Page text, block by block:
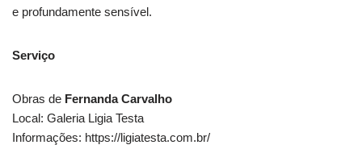
e profundamente sensível.
Serviço
Obras de Fernanda Carvalho
Local: Galeria Ligia Testa
Informações: https://ligiatesta.com.br/